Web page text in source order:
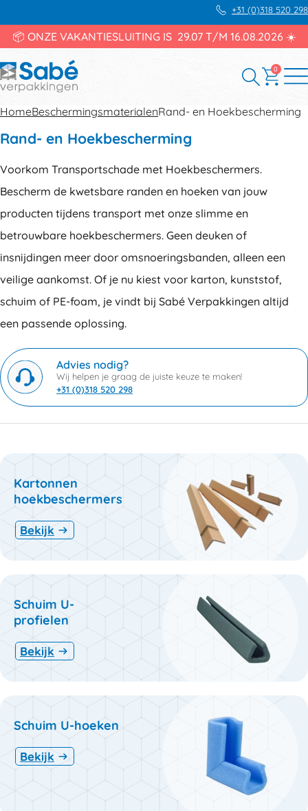
+31 (0)318 520 298
📦 ONZE VAKANTIESLUITING IS 29.07 T/M 16.08.2026 ☀️
0
HomeBeschermingsmaterialenRand- en Hoekbescherming
Rand- en Hoekbescherming
Voorkom Transportschade met Hoekbeschermers.
Bescherm de kwetsbare randen en hoeken van jouw
producten tijdens transport met onze slimme en
betrouwbare hoekbeschermers. Geen deuken of
insnijdingen meer door omsnoeringsbanden, alleen een
veilige aankomst. Of je nu kiest voor karton, kunststof,
schuim of PE-foam, je vindt bij Sabé Verpakkingen altijd
een passende oplossing.
Advies nodig?
Wij helpen je graag de juiste keuze te maken!
+31 (0)318 520 298
Kartonnen
hoekbeschermers
Bekijk
Schuim U-
profielen
Bekijk
Schuim U-hoeken
Bekijk